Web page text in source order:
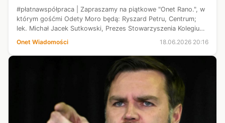
#płatnawspółpraca | Zapraszamy na piątkowe "Onet Rano.", w
którym gośćmi Odety Moro będą: Ryszard Petru, Centrum;
lek. Michał Jacek Sutkowski, Prezes Stowarzyszenia Kolegium
Lekarzy Rodzinnych w Polsce; Jaśmina Marczewska, Onet
Onet Wiadomości 18.06.2026 20:16